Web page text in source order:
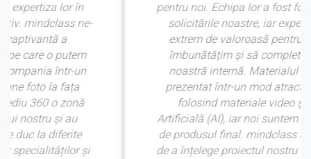
pentru noi. Echipa lor a fost foarte receptivă la
solicitările noastre, iar expertiza lor a fost
extrem de valoroasă pentru a ne ajuta să
îmbunătățim și să completăm procedura
noastră internă. Materialul rezultat a fost
prezentat într-un mod atractiv și interactiv,
folosind materiale video și Inteligență
Artificială (AI), iar noi suntem foarte mulțumiți
de produsul final. mindclass a avut abilitatea
de a înțelege proiectul nostru și de a-l proiecta